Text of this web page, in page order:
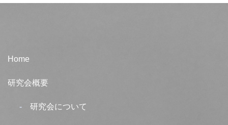
Home
研究会概要
研究会について